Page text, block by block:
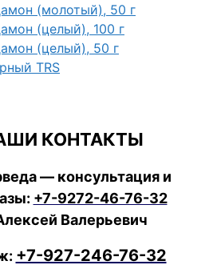
(молотый), 50 г
(целый), 100 г
(целый), 50 г
TRS
КОНТАКТЫ
— консультация и
+7-9272-46-76-32
Валерьевич
+7-927-246-76-32